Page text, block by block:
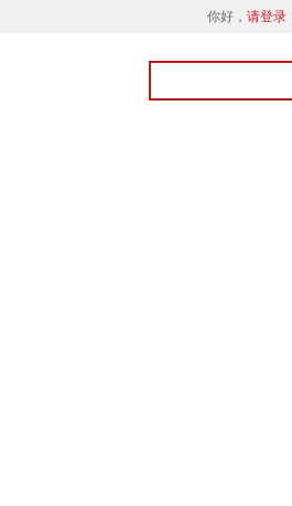
你好， 请登录